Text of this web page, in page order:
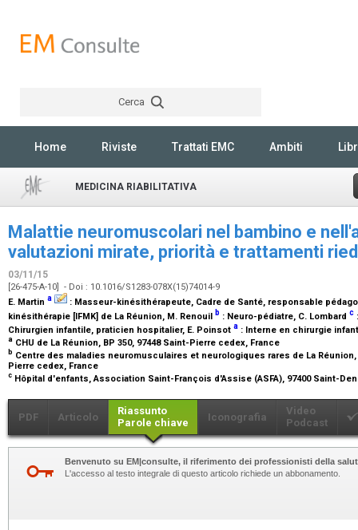
Cerca
Home Riviste Trattati EMC Ambiti
MEDICINA RIABILITATIVA
Malattie neuromuscolari nel bambino e
valutazioni mirate, priorità e trattamenti
03/11/15
[26-475-A-10] - Doi : 10.1016/S1283-078X(15)74014-9
E. Martin a : Masseur-kinésithérapeute, Cadre de Santé, responsable
kinésithérapie [IFMK] de La Réunion, M. Renouil b : Neuro-pédiatre, C. Lombard c
Chirurgien infantile, praticien hospitalier, E. Poinsot a : Interne en chirurgie
a CHU de La Réunion, BP 350, 97448 Saint-Pierre cedex, France
b Centre des maladies neuromusculaires et neurologiques rares de La Réunion,
Pierre cedex, France
c Hôpital d'enfants, Association Saint-François d'Assise (ASFA), 97400 Saint-
PDF Articolo
Riassunto
Parole chiave
Iconografia
Video
Podcast
Benvenuto su EM|consulte, il riferimento dei professionisti della
L'accesso al testo integrale di questo articolo richiede un abbonamento.